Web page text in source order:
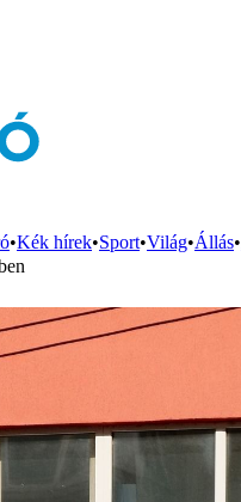
•Kék hírek•Sport•Világ•Állás•